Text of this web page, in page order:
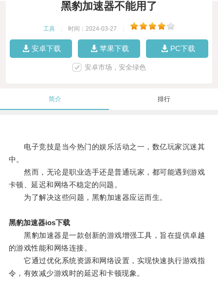
黑豹加速器不能用了
工具 时间：2024-03-27
安卓下载 苹果下载 PC下载
安卓市场，安全绿色
简介 排行
电子竞技是当今热门的娱乐活动之一，数亿玩家沉迷其
中。
然而，无论是职业选手还是普通玩家，都可能遇到游戏
卡顿、延迟和网络不稳定的问题。
为了解决这些问题，黑豹加速器应运而生。
黑豹加速器ios下载
黑豹加速器是一款创新的游戏增强工具，旨在提供卓越
的游戏性能和网络连接。
它通过优化系统资源和网络设置，实现快速执行游戏指
令，有效减少游戏时的延迟和卡顿现象。